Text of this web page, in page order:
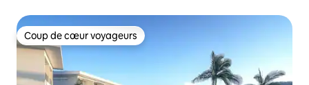
Coup de cœur voyageurs
Coup de cœur voyageurs